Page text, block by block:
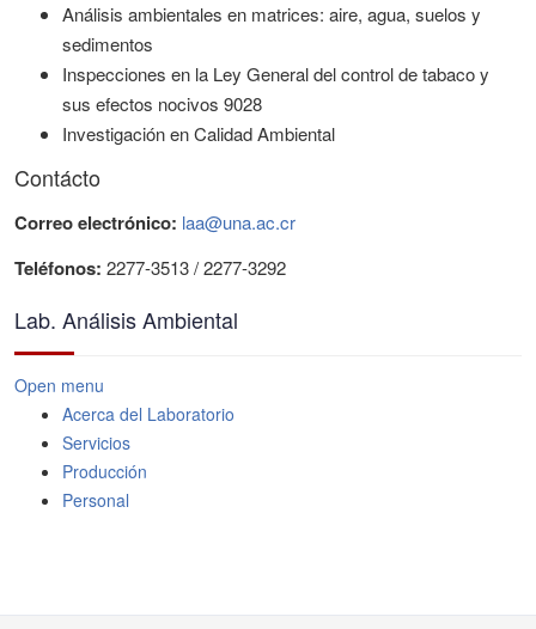
Análisis ambientales en matrices: aire, agua, suelos y
sedimentos
Inspecciones en la Ley General del control de tabaco y
sus efectos nocivos 9028
Investigación en Calidad Ambiental
Contácto
Correo electrónico: laa@una.ac.cr
Teléfonos: 2277-3513 / 2277-3292
Lab. Análisis Ambiental
Open menu
Acerca del Laboratorio
Servicios
Producción
Personal